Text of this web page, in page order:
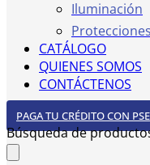
Iluminación
CATÁLOGO
QUIENES SOMOS
CONTÁCTENOS
PAGA TU CRÉDITO CON PSE
Búsqueda de